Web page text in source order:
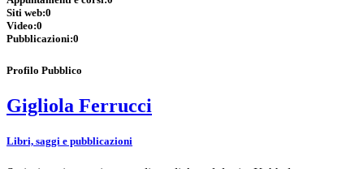
Siti web:0
Video:0
Pubblicazioni:0
Profilo Pubblico
Gigliola Ferrucci
Libri, saggi e pubblicazioni